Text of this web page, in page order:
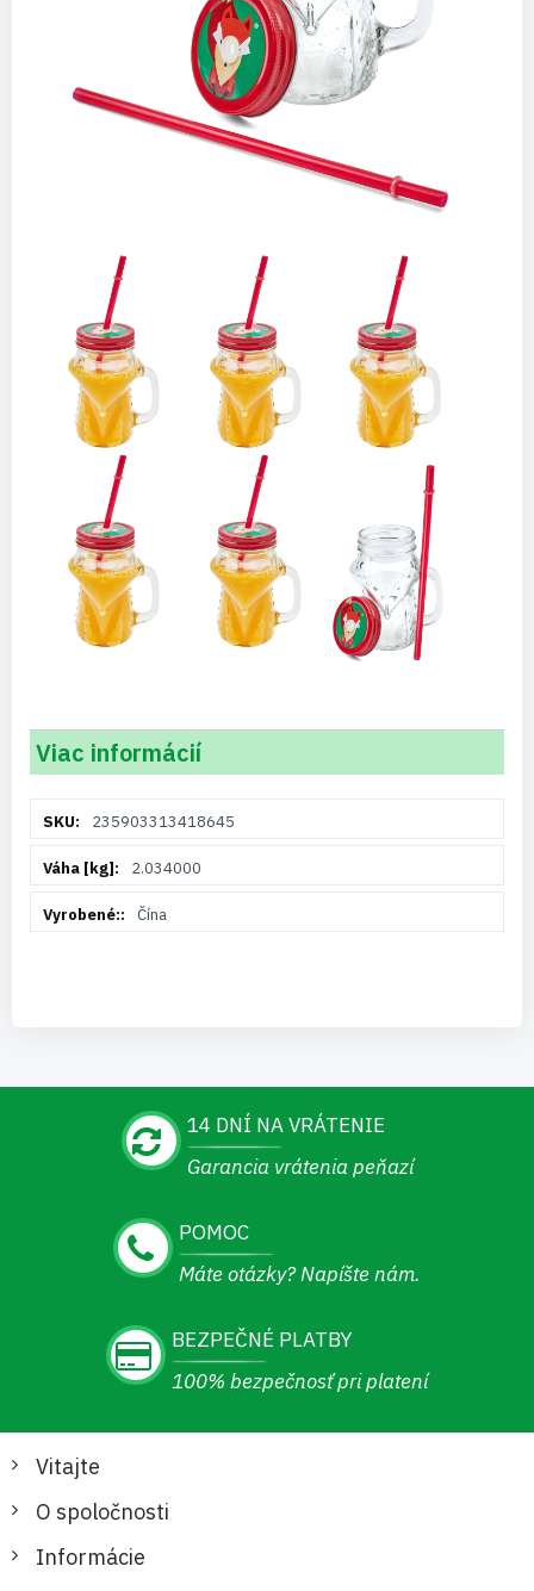
Viac informácií
informácií235903313418645
2.034000
Čína
14 DNÍ NA VRÁTENIE
Garancia vrátenia peňazí
POMOC
Máte otázky? Napíšte nám.
BEZPEČNÉ PLATBY
100% bezpečnosť pri platení
Vitajte
O spoločnosti
Informácie